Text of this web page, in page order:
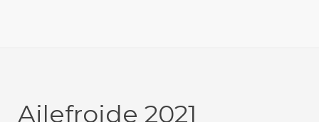
Ailefroide 2021